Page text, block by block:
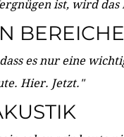
ist, wird das
BEREICHE
es nur eine
Hier. Jetzt."